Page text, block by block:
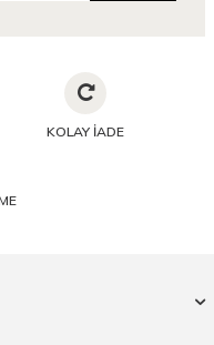
KOLAY İADE